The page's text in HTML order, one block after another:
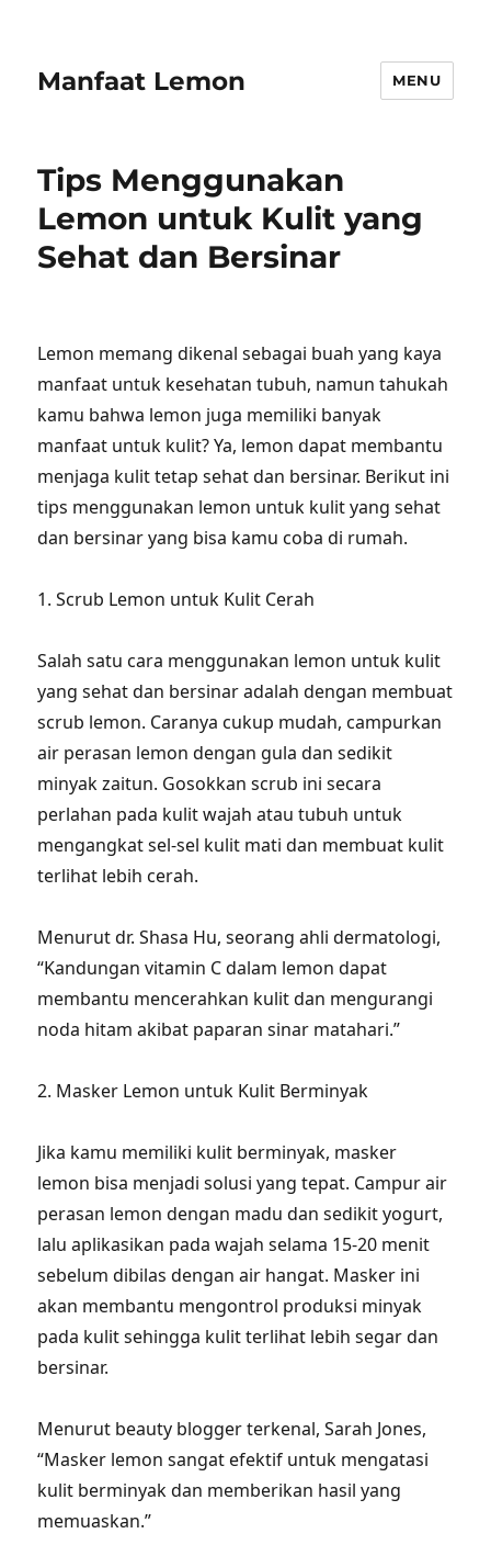
Manfaat Lemon MENU
Tips Menggunakan
Lemon untuk Kulit yang
Sehat dan Bersinar
Lemon memang dikenal sebagai buah yang kaya
manfaat untuk kesehatan tubuh, namun tahukah
kamu bahwa lemon juga memiliki banyak
manfaat untuk kulit? Ya, lemon dapat membantu
menjaga kulit tetap sehat dan bersinar. Berikut ini
tips menggunakan lemon untuk kulit yang sehat
dan bersinar yang bisa kamu coba di rumah.
1. Scrub Lemon untuk Kulit Cerah
Salah satu cara menggunakan lemon untuk kulit
yang sehat dan bersinar adalah dengan membuat
scrub lemon. Caranya cukup mudah, campurkan
air perasan lemon dengan gula dan sedikit
minyak zaitun. Gosokkan scrub ini secara
perlahan pada kulit wajah atau tubuh untuk
mengangkat sel-sel kulit mati dan membuat kulit
terlihat lebih cerah.
Menurut dr. Shasa Hu, seorang ahli dermatologi,
“Kandungan vitamin C dalam lemon dapat
membantu mencerahkan kulit dan mengurangi
noda hitam akibat paparan sinar matahari.”
2. Masker Lemon untuk Kulit Berminyak
Jika kamu memiliki kulit berminyak, masker
lemon bisa menjadi solusi yang tepat. Campur air
perasan lemon dengan madu dan sedikit yogurt,
lalu aplikasikan pada wajah selama 15-20 menit
sebelum dibilas dengan air hangat. Masker ini
akan membantu mengontrol produksi minyak
pada kulit sehingga kulit terlihat lebih segar dan
bersinar.
Menurut beauty blogger terkenal, Sarah Jones,
“Masker lemon sangat efektif untuk mengatasi
kulit berminyak dan memberikan hasil yang
memuaskan.”